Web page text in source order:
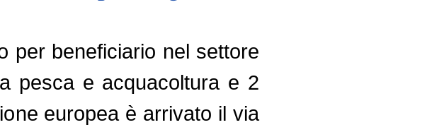
per beneficiario nel settore
pesca e acquacoltura e 2
europea è arrivato il via